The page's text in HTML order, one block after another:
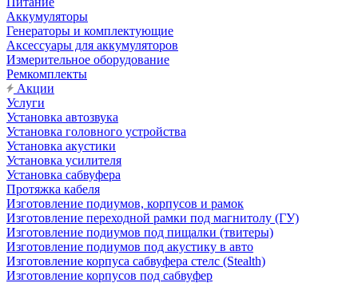
Аккумуляторы
Генераторы и комплектующие
Аксессуары для аккумуляторов
Измерительное оборудование
Ремкомплекты
Акции
Услуги
Установка автозвука
Установка головного устройства
Установка акустики
Установка усилителя
Установка сабвуфера
Протяжка кабеля
Изготовление подиумов, корпусов и рамок
Изготовление переходной рамки под магнитолу (ГУ)
Изготовление подиумов под пищалки (твитеры)
Изготовление подиумов под акустику в авто
Изготовление корпуса сабвуфера стелс (Stealth)
Изготовление корпусов под сабвуфер